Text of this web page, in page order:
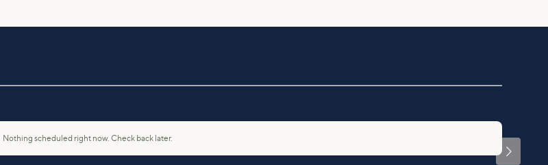

Nothing scheduled right now. Check back later.